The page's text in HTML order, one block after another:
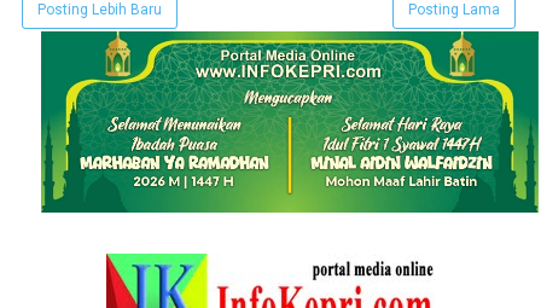
Posting Lebih Baru Posting Lama